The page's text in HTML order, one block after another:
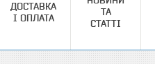
ДОСТАВКА
І ОПЛАТА
ТА
СТАТТІ